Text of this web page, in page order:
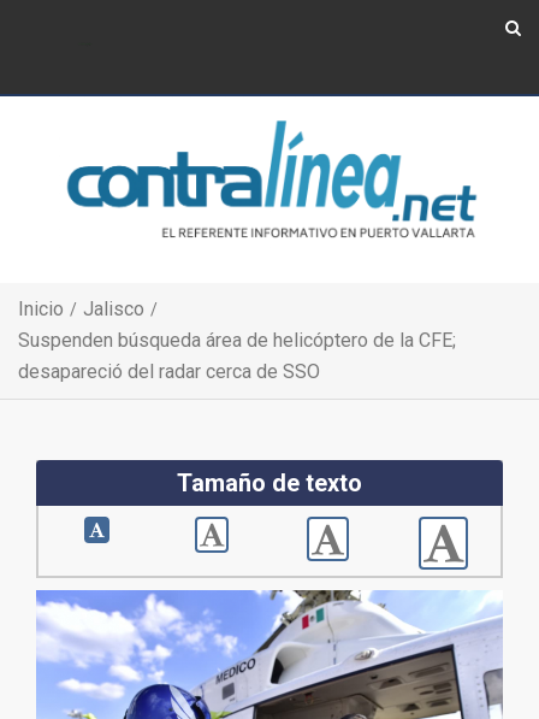
Inicio
Jalisco
Suspenden búsqueda área de helicóptero de la CFE;
desapareció del radar cerca de SSO
Tamaño de texto